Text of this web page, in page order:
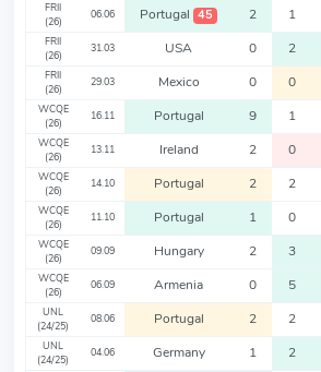
FRII
(26)
06.06 Portugal 45 2 1
FRII
(26)
31.03 USA 0 2
FRII
(26)
29.03 Mexico 0 0
WCQE
(26)
16.11 Portugal 9 1
WCQE
(26)
13.11 Ireland 2 0
WCQE
(26)
14.10 Portugal 2 2
WCQE
(26)
11.10 Portugal 1 0
WCQE
(26)
09.09 Hungary 2 3
WCQE
(26)
06.09 Armenia 0 5
UNL
(24/25)
08.06 Portugal 2 2
UNL
(24/25)
04.06 Germany 1 2